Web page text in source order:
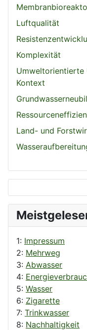
Luftqualität
Komplexität
Umweltorientierte
Kontext
Land- und
1: Impressum
2: Mehrweg
3: Abwasser
4:
5: Wasser
6: Zigarette
7: Trinkwasser
8: Nachhaltigkeit